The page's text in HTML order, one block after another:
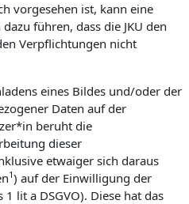
vorgesehen ist, kann eine
führen, dass die JKU den
Verpflichtungen nicht
eines Bildes und/oder der
Daten auf der
beruht die
dieser
etwaiger sich daraus
1) auf der Einwilligung der
lit a DSGVO). Diese hat das